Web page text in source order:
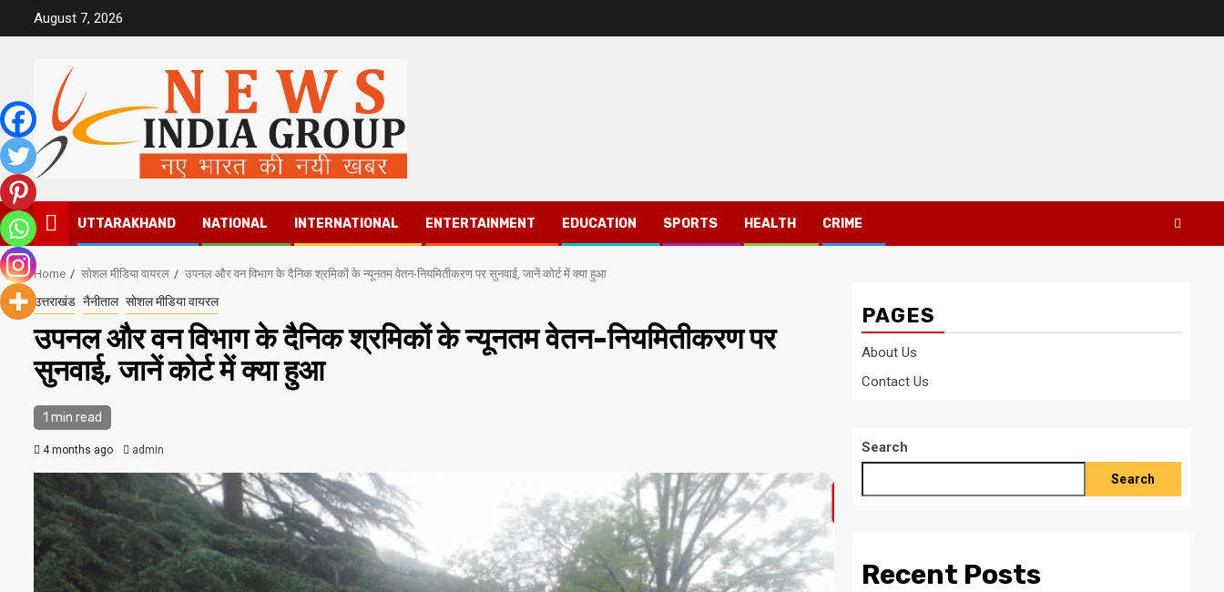
August 7, 2026
UTTARAKHAND NATIONAL INTERNATIONAL ENTERTAINMENT EDUCATION SPORTS HEALTH CRIME
Home सोशल मीडिया वायरल उपनल और वन विभाग के दैनिक श्रमिकों के न्यूनतम वेतन-नियमितीकरण पर सुनवाई, जानें कोर्ट में क्या हुआ
उत्तराखंड नैनीताल सोशल मीडिया वायरल
उपनल और वन विभाग के दैनिक श्रमिकों के न्यूनतम वेतन-नियमितीकरण पर
सुनवाई, जानें कोर्ट में क्या हुआ
1 min read
4 months ago admin
PAGES
About Us
Contact Us
Search
Search
Recent Posts